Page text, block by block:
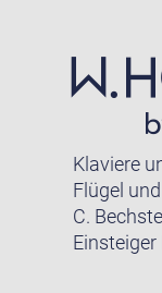
Klaviere
Flügel
C.